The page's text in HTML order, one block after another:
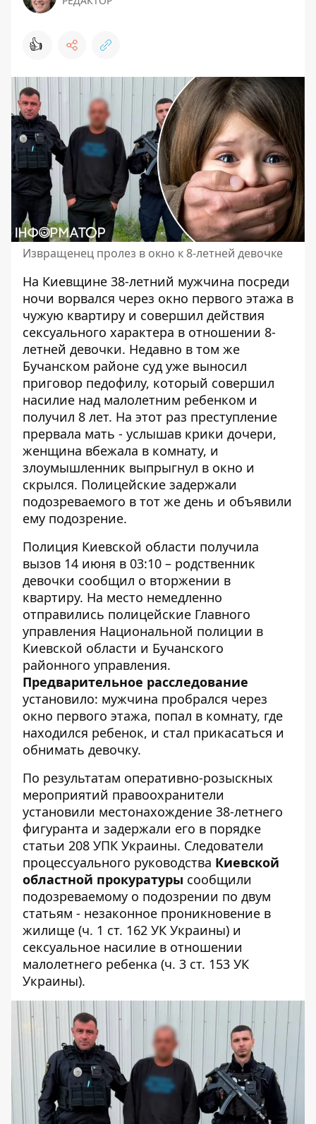
👍
Извращенец пролез в окно к 8-летней девочке
На Киевщине 38-летний мужчина посреди
ночи ворвался через окно первого этажа в
чужую квартиру и совершил действия
сексуального характера в отношении 8-
летней девочки. Недавно в том же
Бучанском районе суд уже выносил
приговор педофилу, который совершил
насилие над малолетним ребенком и
получил 8 лет. На этот раз преступление
прервала мать - услышав крики дочери,
женщина вбежала в комнату, и
злоумышленник выпрыгнул в окно и
скрылся. Полицейские задержали
подозреваемого в тот же день и объявили
ему подозрение.
Полиция Киевской области получила
вызов 14 июня в 03:10 – родственник
девочки сообщил о вторжении в
квартиру. На место немедленно
отправились полицейские Главного
управления Национальной полиции в
Киевской области и Бучанского
районного управления.
Предварительное расследование
установило: мужчина пробрался через
окно первого этажа, попал в комнату, где
находился ребенок, и стал прикасаться и
обнимать девочку.
По результатам оперативно-розыскных
мероприятий правоохранители
установили местонахождение 38-летнего
фигуранта и задержали его в порядке
статьи 208 УПК Украины. Следователи
процессуального руководства Киевской
областной прокуратуры сообщили
подозреваемому о подозрении по двум
статьям - незаконное проникновение в
жилище (ч. 1 ст. 162 УК Украины) и
сексуальное насилие в отношении
малолетнего ребенка (ч. 3 ст. 153 УК
Украины).